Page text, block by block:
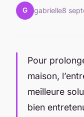
G gabrielle8
Pour
maison,
meilleure
bien